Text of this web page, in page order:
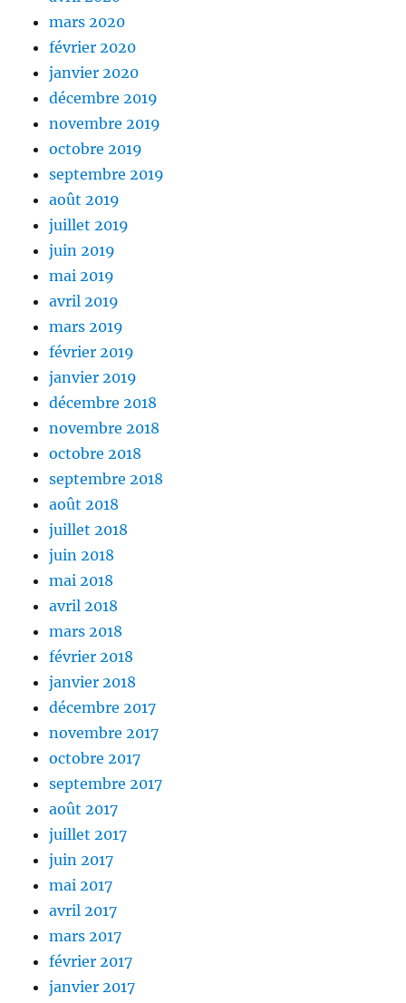
mars 2020
février 2020
janvier 2020
décembre 2019
novembre 2019
octobre 2019
septembre 2019
août 2019
juillet 2019
juin 2019
mai 2019
avril 2019
mars 2019
février 2019
janvier 2019
décembre 2018
novembre 2018
octobre 2018
septembre 2018
août 2018
juillet 2018
juin 2018
mai 2018
avril 2018
mars 2018
février 2018
janvier 2018
décembre 2017
novembre 2017
octobre 2017
septembre 2017
août 2017
juillet 2017
juin 2017
mai 2017
avril 2017
mars 2017
février 2017
janvier 2017